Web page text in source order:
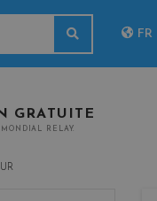
RechercheFR
GRATUITE
RELAY.